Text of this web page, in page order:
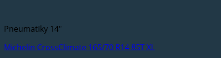
Pneumatiky 14"
Michelin CrossClimate 165/70 R14 85T XL